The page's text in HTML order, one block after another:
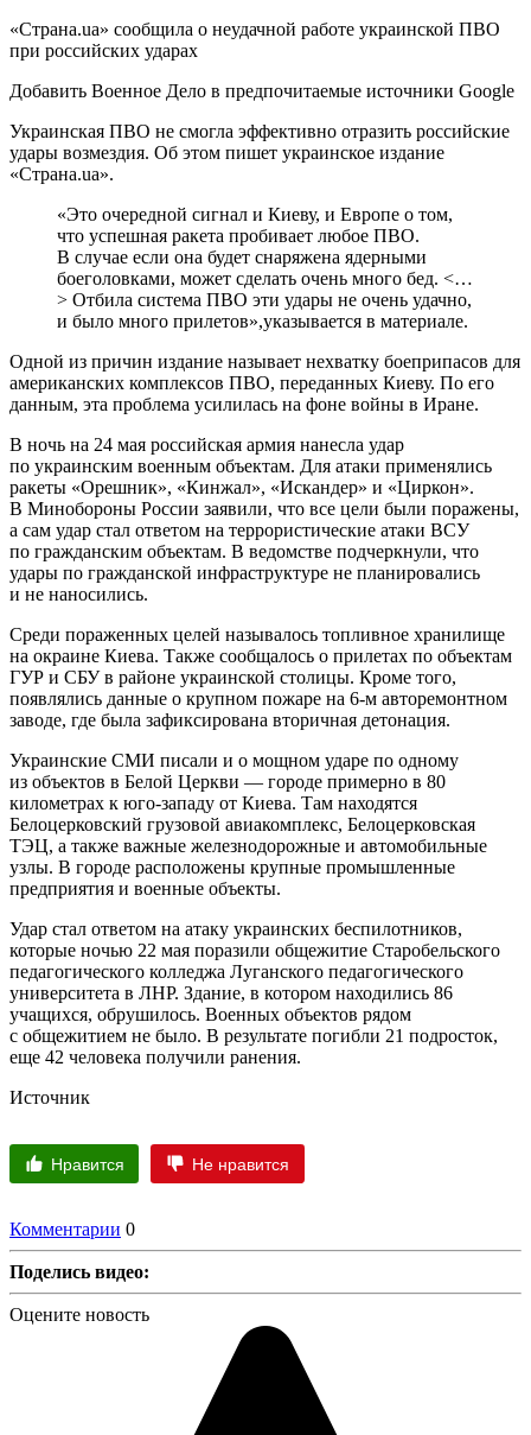
«Страна.ua» сообщила о неудачной работе украинской ПВО
при российских ударах
Добавить Военное Дело в предпочитаемые источники Google
Украинская ПВО не смогла эффективно отразить российские
удары возмездия. Об этом пишет украинское издание
«Страна.ua».
«Это очередной сигнал и Киеву, и Европе о том,
что успешная ракета пробивает любое ПВО.
В случае если она будет снаряжена ядерными
боеголовками, может сделать очень много бед. <…
> Отбила система ПВО эти удары не очень удачно,
и было много прилетов»,указывается в материале.
Одной из причин издание называет нехватку боеприпасов для
американских комплексов ПВО, переданных Киеву. По его
данным, эта проблема усилилась на фоне войны в Иране.
В ночь на 24 мая российская армия нанесла удар
по украинским военным объектам. Для атаки применялись
ракеты «Орешник», «Кинжал», «Искандер» и «Циркон».
В Минобороны России заявили, что все цели были поражены,
а сам удар стал ответом на террористические атаки ВСУ
по гражданским объектам. В ведомстве подчеркнули, что
удары по гражданской инфраструктуре не планировались
и не наносились.
Среди пораженных целей называлось топливное хранилище
на окраине Киева. Также сообщалось о прилетах по объектам
ГУР и СБУ в районе украинской столицы. Кроме того,
появлялись данные о крупном пожаре на 6-м авторемонтном
заводе, где была зафиксирована вторичная детонация.
Украинские СМИ писали и о мощном ударе по одному
из объектов в Белой Церкви — городе примерно в 80
километрах к юго-западу от Киева. Там находятся
Белоцерковский грузовой авиакомплекс, Белоцерковская
ТЭЦ, а также важные железнодорожные и автомобильные
узлы. В городе расположены крупные промышленные
предприятия и военные объекты.
Удар стал ответом на атаку украинских беспилотников,
которые ночью 22 мая поразили общежитие Старобельского
педагогического колледжа Луганского педагогического
университета в ЛНР. Здание, в котором находились 86
учащихся, обрушилось. Военных объектов рядом
с общежитием не было. В результате погибли 21 подросток,
еще 42 человека получили ранения.
Источник
Нравится Не нравится
Комментарии 0
Поделись видео:
Оцените новость